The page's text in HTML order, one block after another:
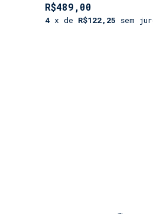
R$489,00
4 x de R$122,25 sem